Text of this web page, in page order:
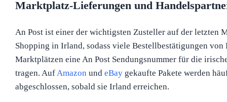
Marktplatz-Lieferungen und
An Post ist einer der wichtigsten Zusteller auf der letzten
Shopping in Irland, sodass viele Bestellbestätigungen von
Marktplätzen eine An Post Sendungsnummer für die
tragen. AufAmazon und eBaygekaufte Pakete werden
abgeschlossen, sobald sie Irland erreichen.